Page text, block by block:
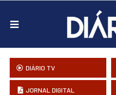
DIÁRIO TV
JORNAL DIGITAL